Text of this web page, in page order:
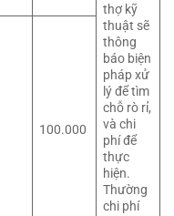
thợ kỹ
thuật sẽ
thông
báo biện
pháp xử
lý để tìm
chỗ rò rỉ,
và chi
phí để
thực
hiện.
Thường
chi phí
100.000